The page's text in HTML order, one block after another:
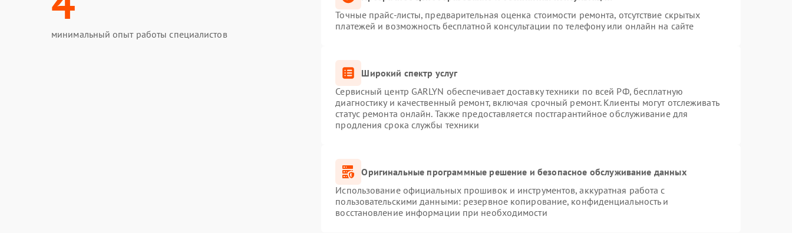
минимальный опыт работы специалистов
Точные прайс-листы, предварительная оценка стоимости ремонта, отсутствие скрытых
платежей и возможность бесплатной консультации по телефону или онлайн на сайте
Широкий спектр услуг
Сервисный центр GARLYN обеспечивает доставку техники по всей РФ, бесплатную
диагностику и качественный ремонт, включая срочный ремонт. Клиенты могут отслеживать
статус ремонта онлайн. Также предоставляется постгарантийное обслуживание для
продления срока службы техники
Оригинальные программные решение и безопасное обслуживание данных
Использование официальных прошивок и инструментов, аккуратная работа с
пользовательскими данными: резервное копирование, конфиденциальность и
восстановление информации при необходимости